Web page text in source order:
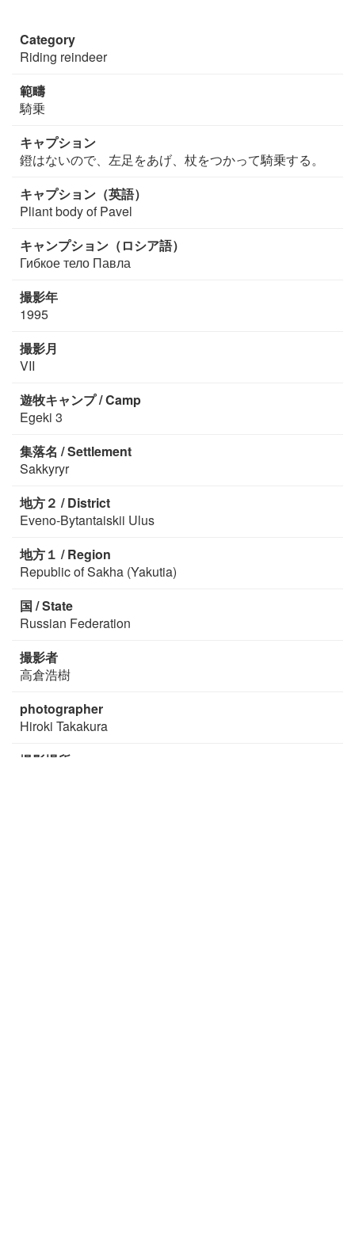
Category
Riding reindeer
範疇
騎乗
キャプション
鐙はないので、左足をあげ、杖をつかって騎乗する。
キャプション（英語）
Pliant body of Pavel
キャンプション（ロシア語）
Гибкое тело Павла
撮影年
1995
撮影月
VII
遊牧キャンプ / Camp
Egeki 3
集落名 / Settlement
Sakkyryr
地方２ / District
Eveno-Bytantaiskii Ulus
地方１ / Region
Republic of Sakha (Yakutia)
国 / State
Russian Federation
撮影者
高倉浩樹
photographer
Hiroki Takakura
撮影場所